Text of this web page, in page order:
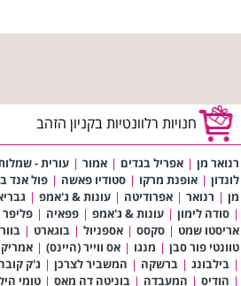
חנויות רלוונטיות בקניון הזהב
רנואר מן | אפריל בגדים | אמור | עורית -
לונדון | אופנת מרקו | סטודיו פאשה | פול אנד
מן | רנואר | אפרודיטה | עונות & ג'אמפ |
| סודה לימון | עונות & ג'אמפ | פפאיה | פליפר
אריסטו שמט | סקסס | אספניול | בוגארט |
טוונטי פור סבן | מנגו | אס ווייר (היינס) |
| בילבונג | ברשקה | המשביר לצרכן | ג'ק
| הודיס | המעבדה | בוניטה דה מאס | טומי